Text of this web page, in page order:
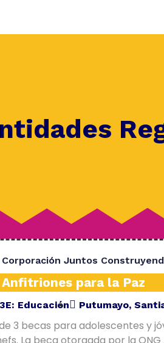
Corporación Juntos
Anfitriones para la Paz
Educación Putumayo,
3 becas para adolescentes y